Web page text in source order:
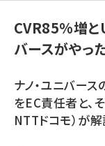
yahoo
楽天
CVR85%増と
バースがやっ
ナノ・ユニバー
をEC責任者と、
NTTドコモ）が